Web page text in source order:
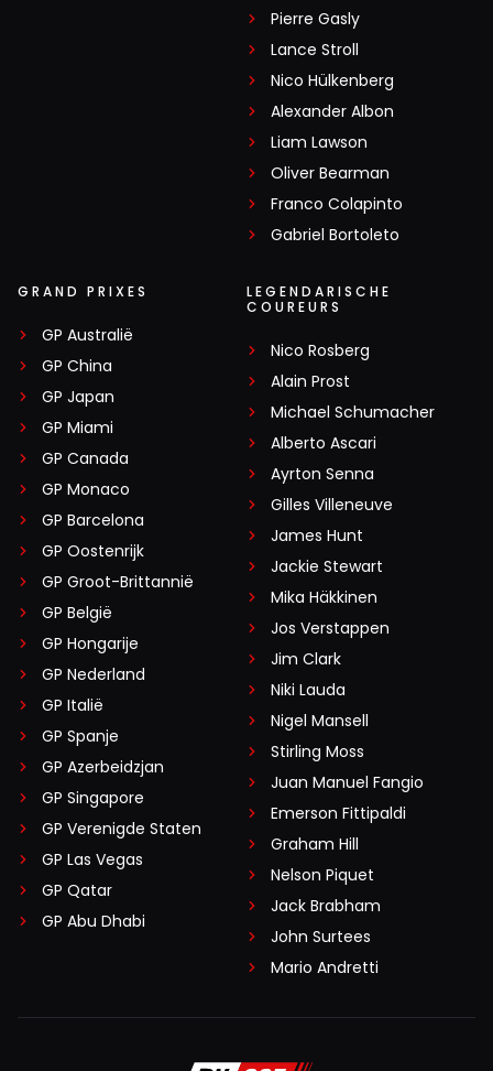
Pierre Gasly
Lance Stroll
Nico Hülkenberg
Alexander Albon
Liam Lawson
Oliver Bearman
Franco Colapinto
Gabriel Bortoleto
GRAND PRIXES
GP Australië
GP China
GP Japan
GP Miami
GP Canada
GP Monaco
GP Barcelona
GP Oostenrijk
GP Groot-Brittannië
GP België
GP Hongarije
GP Nederland
GP Italië
GP Spanje
GP Azerbeidzjan
GP Singapore
GP Verenigde Staten
GP Las Vegas
GP Qatar
GP Abu Dhabi
LEGENDARISCHE
COUREURS
Nico Rosberg
Alain Prost
Michael Schumacher
Alberto Ascari
Ayrton Senna
Gilles Villeneuve
James Hunt
Jackie Stewart
Mika Häkkinen
Jos Verstappen
Jim Clark
Niki Lauda
Nigel Mansell
Stirling Moss
Juan Manuel Fangio
Emerson Fittipaldi
Graham Hill
Nelson Piquet
Jack Brabham
John Surtees
Mario Andretti